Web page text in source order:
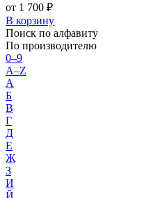
от 1 700 ₽
В корзину
Поиск по алфавиту
По производителю
0–9
A–Z
А
Б
В
Г
Д
Е
Ж
З
И